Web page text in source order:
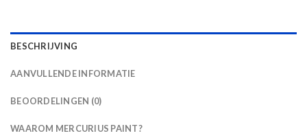
BESCHRIJVING
AANVULLENDE INFORMATIE
BEOORDELINGEN (0)
WAAROM MERCURIUS PAINT?